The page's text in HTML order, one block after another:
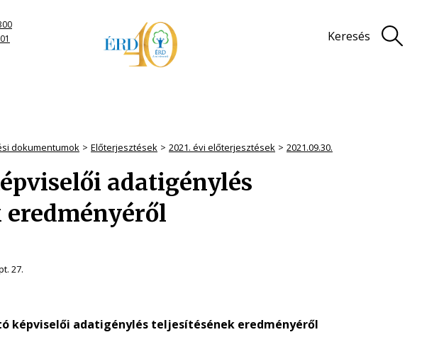
Keresés
dokumentumok Előterjesztések 2021. évi előterjesztések 2021.09.30.
adatigénylés
27.
képviselői adatigénylés teljesítésének eredményéről